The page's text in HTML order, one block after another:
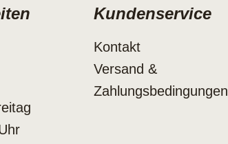
Kundenservice
Kontakt
Versand &
Zahlungsbedingungen